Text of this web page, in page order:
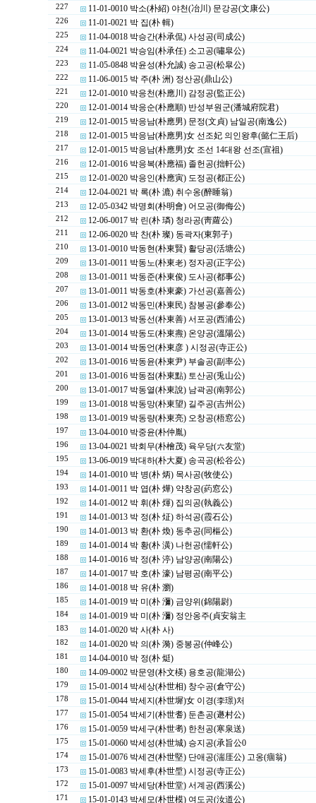
227 11-01-0010 박소(朴紹) 야천(冶川) 문강공(文康公)
226 11-01-0021 박 집(朴 輯)
225 11-04-0018 박승간(朴承侃) 사성공(司成公)
224 11-04-0021 박승임(朴承任) 소고공(嘯皐公)
223 11-05-0848 박윤성(朴允誠) 송고공(松皐公)
222 11-06-0015 박 주(朴 洲) 정산공(鼎山公)
221 12-01-0010 박응천(朴應川) 감정공(監正公)
220 12-01-0014 박응순(朴應順) 반성부원군(潘城府院君)
219 12-01-0015 박응남(朴應男) 문정(文貞) 남일공(南逸公)
218 12-01-0015 박응남(朴應男)女 선조妃 의인왕후(懿仁王后)
217 12-01-0015 박응남(朴應男)女 조선 14대왕 선조(宣祖)
216 12-01-0016 박응복(朴應福) 졸헌공(拙軒公)
215 12-01-0020 박응인(朴應寅) 도정공(都正公)
214 12-04-0021 박 록(朴 漉) 취수옹(醉睡翁)
213 12-05-0342 박명회(朴明會) 어모공(御侮公)
212 12-06-0017 박 린(朴 璘) 청라공(靑蘿公)
211 12-06-0020 박 찬(朴 璨) 동곽자(東郭子)
210 13-01-0010 박동현(朴東賢) 활당공(活塘公)
209 13-01-0011 박동노(朴東老) 정자공(正字公)
208 13-01-0011 박동준(朴東俊) 도사공(都事公)
207 13-01-0011 박동호(朴東豪) 가선공(嘉善公)
206 13-01-0012 박동민(朴東民) 참봉공(參奉公)
205 13-01-0013 박동선(朴東善) 서포공(西浦公)
204 13-01-0014 박동도(朴東燾) 온양공(溫陽公)
203 13-01-0014 박동언(朴東彦 ) 시정공(寺正公)
202 13-01-0016 박동윤(朴東尹) 부솔공(副率公)
201 13-01-0016 박동점(朴東點) 토산공(兎山公)
200 13-01-0017 박동열(朴東說) 남곽공(南郭公)
199 13-01-0018 박동망(朴東望) 길주공(吉州公)
198 13-01-0019 박동량(朴東亮) 오창공(梧窓公)
197 13-04-0010 박중윤(朴仲胤)
196 13-04-0021 박회무(朴檜茂) 육우당(六友堂)
195 13-06-0019 박대하(朴大夏) 송곡공(松谷公)
194 14-01-0010 박 병(朴 炳) 목사공(牧使公)
193 14-01-0011 박 엽(朴 燁) 약창공(葯窓公)
192 14-01-0012 박 휘(朴 煇) 집의공(執義公)
191 14-01-0013 박 정(朴 炡) 하석공(霞石公)
190 14-01-0013 박 환(朴 煥) 동추공(同樞公)
189 14-01-0014 박 황(朴 潢) 나헌공(懦軒公)
188 14-01-0016 박 정(朴 渟) 남양공(南陽公)
187 14-01-0017 박 호(朴 濠) 남평공(南平公)
186 14-01-0018 박 유(朴 瀏)
185 14-01-0019 박 미(朴 瀰) 금양위(錦陽尉)
184 14-01-0019 박 미(朴 瀰) 정안옹주(貞安翁主
183 14-01-0020 박 사(朴 사)
182 14-01-0020 박 의(朴 漪) 중봉공(仲峰公)
181 14-04-0010 박 정(朴 烶)
180 14-09-0002 박문영(朴文楧) 용호공(龍湖公)
179 15-01-0014 박세상(朴世相) 창수공(倉守公)
178 15-01-0044 박세지(朴世墀)女 이경(李璟)처
177 15-01-0054 박세기(朴世耆) 둔촌공(遯村公)
176 15-01-0059 박세구(朴世耉) 한천공(寒泉送)
175 15-01-0060 박세성(朴世城) 승지공(承旨公0
174 15-01-0076 박세견(朴世堅) 단애공(湍厓公) 고옹(痼翁)
173 15-01-0083 박세후(朴世垕) 시정공(寺正公)
172 15-01-0097 박세당(朴世堂) 서계공(西溪公)
171 15-01-0143 박세모(朴世模) 여도공(汝道公)